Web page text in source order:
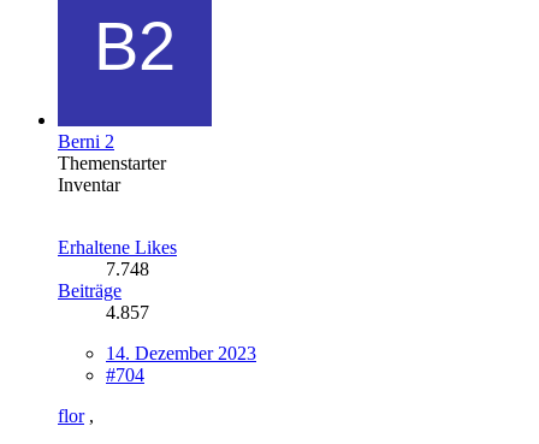
Berni 2
Themenstarter
Inventar
Erhaltene Likes
7.748
Beiträge
4.857
14. Dezember 2023
#704
flor,